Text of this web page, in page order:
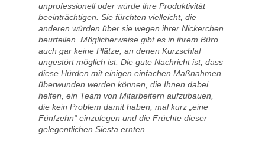
unprofessionell oder würde ihre Produktivität
beeinträchtigen. Sie fürchten vielleicht, die
anderen würden über sie wegen ihrer Nickerchen
beurteilen. Möglicherweise gibt es in ihrem Büro
auch gar keine Plätze, an denen Kurzschlaf
ungestört möglich ist. Die gute Nachricht ist, dass
diese Hürden mit einigen einfachen Maßnahmen
überwunden werden können, die Ihnen dabei
helfen, ein Team von Mitarbeitern aufzubauen,
die kein Problem damit haben, mal kurz „eine
Fünfzehn“ einzulegen und die Früchte dieser
gelegentlichen Siesta ernten